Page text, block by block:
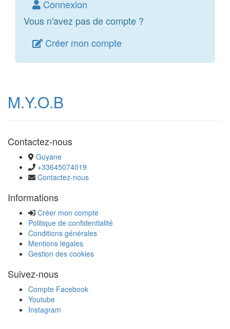
Connexion
Vous n'avez pas de compte ?
Créer mon compte
M.Y.O.B
Contactez-nous
Guyane
+33645074019
Contactez-nous
Informations
Créer mon compte
Politique de confidentialité
Conditions générales
Mentions légales
Gestion des cookies
Suivez-nous
Compte Facebook
Youtube
Instagram